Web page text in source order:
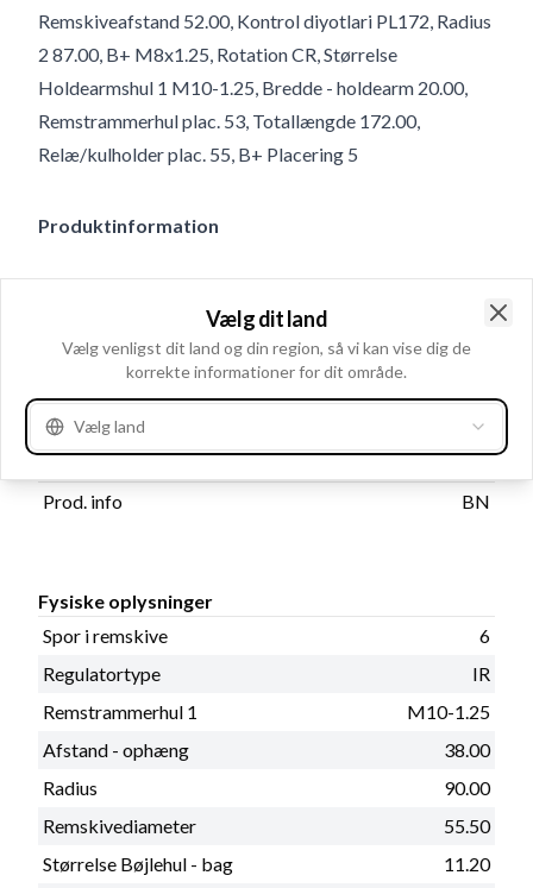
Remskiveafstand 52.00, Kontrol diyotlari PL172, Radius
2 87.00, B+ M8x1.25, Rotation CR, Størrelse
Holdearmshul 1 M10-1.25, Bredde - holdearm 20.00,
Remstrammerhul plac. 53, Totallængde 172.00,
Relæ/kulholder plac. 55, B+ Placering 5
Produktinformation
Prod. info
BN
Fysiske oplysninger
Spor i remskive
6
Regulatortype
IR
Remstrammerhul 1
M10-1.25
Afstand - ophæng
38.00
Radius
90.00
Remskivediameter
55.50
Størrelse Bøjlehul - bag
11.20
Vælg dit land
Vælg venligst dit land og din region, så vi kan vise dig de
korrekte informationer for dit område.
Vælg land